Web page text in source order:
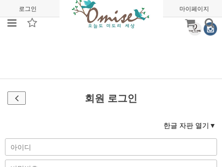
로그인 회원가입 주문조회 마이페이지
회원 로그인
한글 자판 열기